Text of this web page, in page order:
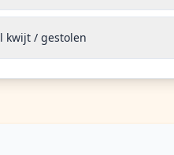
kwijt / gestolen